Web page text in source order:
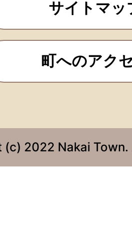
サイトマッ
町へのアク
2022 Nakai Town.